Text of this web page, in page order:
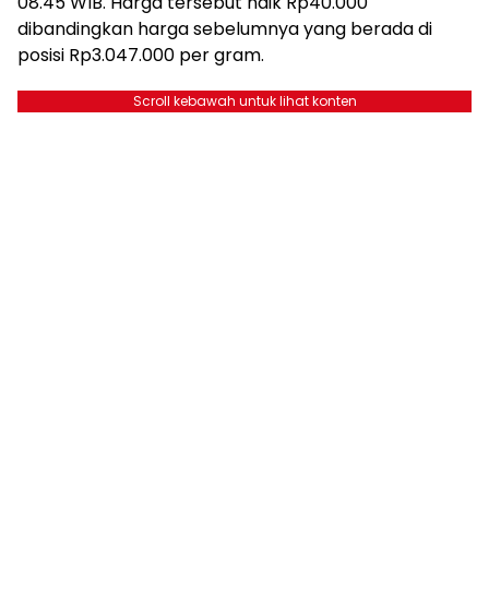
dibandingkan harga sebelumnya yang berada di
posisi Rp3.047.000 per gram.
Scroll kebawah untuk lihat konten